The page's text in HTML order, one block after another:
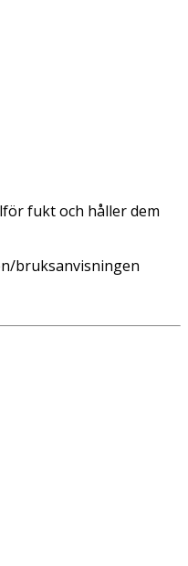
fukt och håller dem
bruksanvisningen